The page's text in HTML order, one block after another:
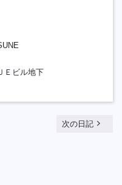
Ｅビル地下
次の日記 navigate_next